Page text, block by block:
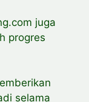
juga
progres
selama